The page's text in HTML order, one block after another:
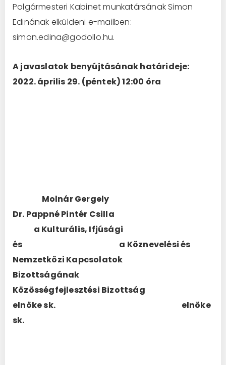
Polgármesteri Kabinet munkatársának Simon
Edinának elküldeni e-mailben:
simon.edina@godollo.hu.
A javaslatok benyújtásának határideje:
2022. április 29. (péntek) 12:00 óra
Molnár Gergely
Dr. Pappné Pintér Csilla
a Kulturális, Ifjúsági
és a Köznevelési és
Nemzetközi Kapcsolatok
Bizottságának
Közösségfejlesztési Bizottság
elnöke sk. elnöke
sk.